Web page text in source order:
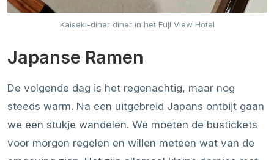
Kaiseki-diner diner in het Fuji View Hotel
Japanse Ramen
De volgende dag is het regenachtig, maar nog
steeds warm. Na een uitgebreid Japans ontbijt gaan
we een stukje wandelen. We moeten de bustickets
voor morgen regelen en willen meteen wat van de